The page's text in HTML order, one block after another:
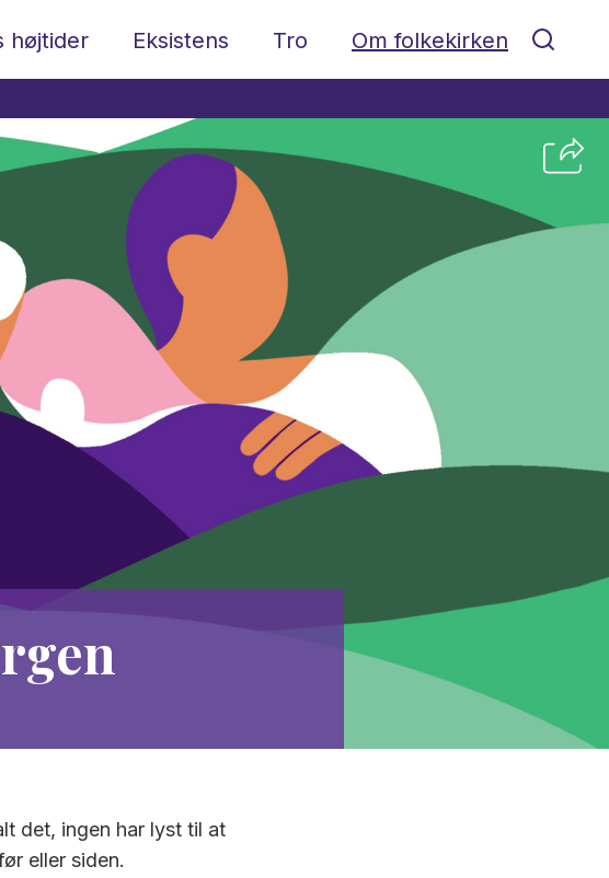
højtider Eksistens Tro Om folkekirken
det, ingen har lyst til at
eller siden.